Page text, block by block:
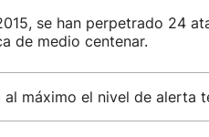
se han perpetrado 24
de medio centenar.
al máximo el nivel de alerta